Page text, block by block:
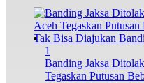
1
Banding Jaksa
Tegaskan Putusan